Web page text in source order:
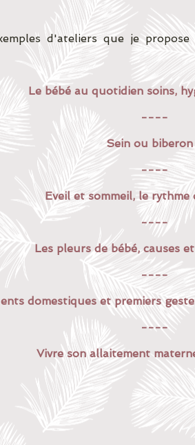
d'ateliers que je
Le bébé au quotidien soins,
----
Sein ou biberon
----
Eveil et sommeil, le rythme
----
Les pleurs de bébé, causes
----
domestiques et premiers
----
Vivre son allaitement